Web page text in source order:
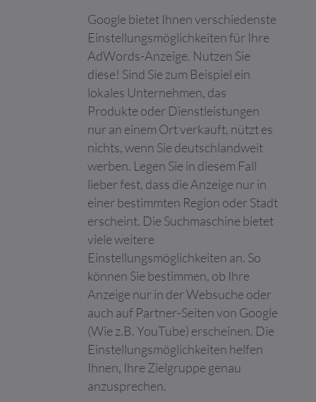
Google bietet Ihnen verschiedenste
Einstellungsmöglichkeiten für Ihre
AdWords-Anzeige. Nutzen Sie
diese! Sind Sie zum Beispiel ein
lokales Unternehmen, das
Produkte oder Dienstleistungen
nur an einem Ort verkauft, nützt es
nichts, wenn Sie deutschlandweit
werben. Legen Sie in diesem Fall
lieber fest, dass die Anzeige nur in
einer bestimmten Region oder Stadt
erscheint. Die Suchmaschine bietet
viele weitere
Einstellungsmöglichkeiten an. So
können Sie bestimmen, ob Ihre
Anzeige nur in der Websuche oder
auch auf Partner-Seiten von Google
(Wie z.B. YouTube) erscheinen. Die
Einstellungsmöglichkeiten helfen
Ihnen, Ihre Zielgruppe genau
anzusprechen.
nutzen.
Google
Erfasst statistische
Daten zu Website-
Besuchen des
Benutzers, wie z. B. die
Anzahl der Besuche,
durchschnittliche
Verweildauer auf der
Website und welche
Seiten geladen wurden.
Der Zweck ist die
Segmentierung der
Benutzer der Website
nach Faktoren wie
Demografie und
damit Medien- und
Marketing-Agenturen
ihre Zielgruppen
strukturieren und
maßgeschneiderte
Online-Werbung zu
ermöglichen.
Beständi
Meta
Platforms,
Ermittelt, wie der
Nutzer die Website